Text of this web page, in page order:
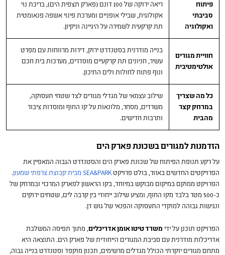
פיתוח
סביבתי
ואקולוגיה
ריאה ירוקה של 100 דונם (פארק תצפית הים), בריכת נוי
אקולוגית, שבילי אופניים ומערכת פינוי אשפה פנאומטית
תת קרקעית לשמירה על היגיינה וניקיון.
חוויית מגורים
אולטימטיבית
בנייה מודרנית בסטנדרט ירוק, דירות מרווחות עם מפרט
עשיר, חניונים תת קרקעיים מוסדרים, מערכות בית חכם
ונוף פתוח לחולות ולים התיכון.
כל מה שצריך
במרחק קצר
מהבית
שילוב עצמאי של מגדלי מגורים לצד שטחי תעסוקה,
משרדים, מסחר, מלונאות על קו החוף ומוסדות ציבור
ותרבות חדישים.
הזדמנות למגורים בשכונת פארק הים
על רקע תנופת הפיתוח של שכונת פארק הים והסטנדרט הגבוה המאפיין את
הפרויקטים החדשים באזור, בולט פרויקטSEA&PARK מבית קבוצת צרפתי שמעון
.
הפרויקט ממוקם במיקום מבוקש במיוחד, בקו הראשון לפארק המרכזי ובמרחק של
כ-500 מטר בלבד מקו החוף, ומציע שילוב ייחודי בין קרבה לים, שטחים ירוקים
ונגישות גבוהה למוקדי התעסוקה והפנאי של גוש דן.
הפרויקט תוכנן על ידי משרד טיטו אומן אדריכלים, מתוך תפיסה המשלבת
אדריכלות מודרנית עם סביבת המגורים הייחודית של פארק הים. התוצאה היא
מתחם מגורים יוקרתי הכולל מגדלים מרשימים, תכנון מוקפד וסטנדרט בנייה גבוה,